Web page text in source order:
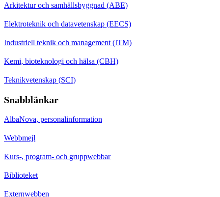
Arkitektur och samhällsbyggnad (ABE)
Elektroteknik och datavetenskap (EECS)
Industriell teknik och management (ITM)
Kemi, bioteknologi och hälsa (CBH)
Teknikvetenskap (SCI)
Snabblänkar
AlbaNova, personalinformation
Webbmejl
Kurs-, program- och gruppwebbar
Biblioteket
Externwebben